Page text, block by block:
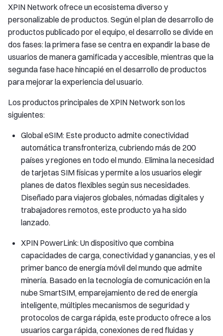
XPIN Network ofrece un ecosistema diverso y
personalizable de productos. Según el plan de desarrollo de
productos publicado por el equipo, el desarrollo se divide en
dos fases: la primera fase se centra en expandir la base de
usuarios de manera gamificada y accesible, mientras que la
segunda fase hace hincapié en el desarrollo de productos
para mejorar la experiencia del usuario.
Los productos principales de XPIN Network son los
siguientes:
Global eSIM: Este producto admite conectividad
automática transfronteriza, cubriendo más de 200
países y regiones en todo el mundo. Elimina la necesidad
de tarjetas SIM físicas y permite a los usuarios elegir
planes de datos flexibles según sus necesidades.
Diseñado para viajeros globales, nómadas digitales y
trabajadores remotos, este producto ya ha sido
lanzado.
XPIN PowerLink: Un dispositivo que combina
capacidades de carga, conectividad y ganancias, y es el
primer banco de energía móvil del mundo que admite
minería. Basado en la tecnología de comunicación en la
nube SmartSIM, emparejamiento de red de energía
inteligente, múltiples mecanismos de seguridad y
protocolos de carga rápida, este producto ofrece a los
usuarios carga rápida, conexiones de red fluidas y